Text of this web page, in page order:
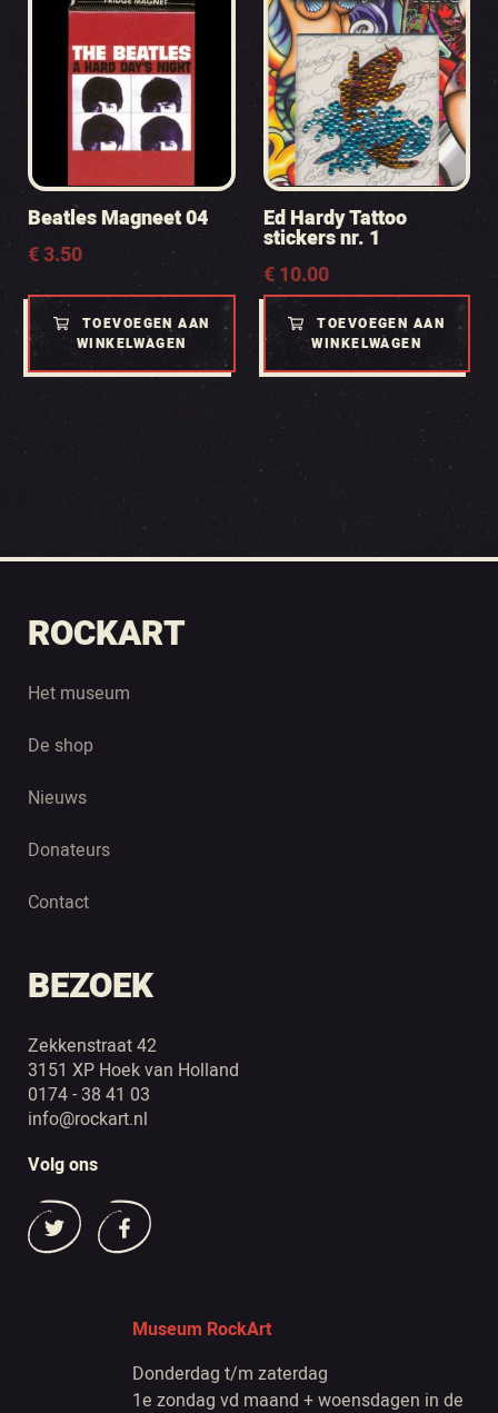
Beatles Magneet 04
€3.50
TOEVOEGEN AAN
WINKELWAGEN
Ed Hardy Tattoo
stickers nr. 1
€10.00
TOEVOEGEN AAN
WINKELWAGEN
ROCKART
Het museum
De shop
Nieuws
Donateurs
Contact
BEZOEK
Zekkenstraat 42
3151 XP Hoek van Holland
0174 - 38 41 03
info@rockart.nl
Volg ons
Museum RockArt
Donderdag t/m zaterdag
1e zondag vd maand + woensdagen in de